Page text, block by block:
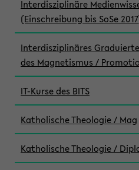
Interdisziplinäre
(Einschreibung bis SoSe
Interdisziplinäres
des Magnetismus /
IT-Kurse des BITS
Katholische Theologie / Mag
Katholische Theologie /